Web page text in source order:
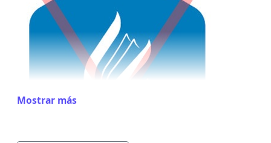
Mostrar más